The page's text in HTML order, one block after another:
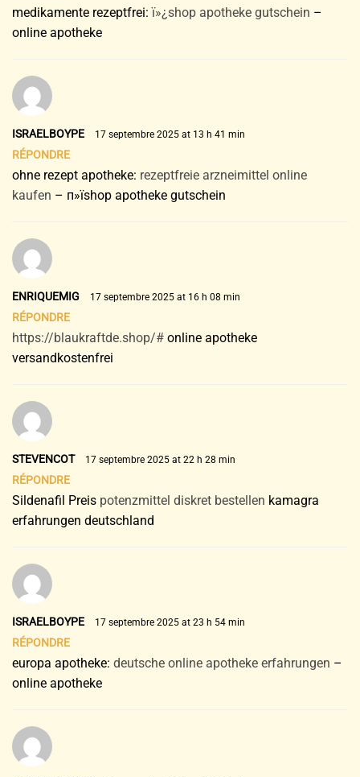
medikamente rezeptfrei:ï»¿shop apotheke gutschein –
online apotheke
ISRAELBOYPE 17 septembre 2025 at 13 h 41 min
RÉPONDRE
ohne rezept apotheke: rezeptfreie arzneimittel online
kaufen – п»їshop apotheke gutschein
ENRIQUEMIG 17 septembre 2025 at 16 h 08 min
RÉPONDRE
https://blaukraftde.shop/# online apotheke
versandkostenfrei
STEVENCOT 17 septembre 2025 at 22 h 28 min
RÉPONDRE
Sildenafil Preis potenzmittel diskret bestellen kamagra
erfahrungen deutschland
ISRAELBOYPE 17 septembre 2025 at 23 h 54 min
RÉPONDRE
europa apotheke: deutsche online apotheke erfahrungen –
online apotheke